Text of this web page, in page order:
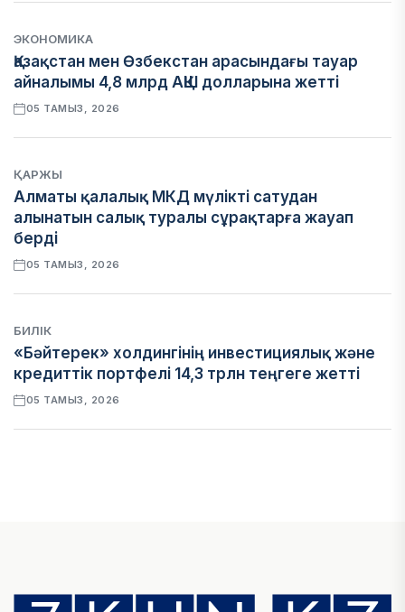
ЭКОНОМИКА
Қазақстан мен Өзбекстан арасындағы тауар
айналымы 4,8 млрд АҚШ долларына жетті
05 ТАМЫЗ, 2026
ҚАРЖЫ
Алматы қалалық МКД мүлікті сатудан
алынатын салық туралы сұрақтарға жауап
берді
05 ТАМЫЗ, 2026
БИЛІК
«Бәйтерек» холдингінің инвестициялық және
кредиттік портфелі 14,3 трлн теңгеге жетті
05 ТАМЫЗ, 2026
ҚАРЖЫ